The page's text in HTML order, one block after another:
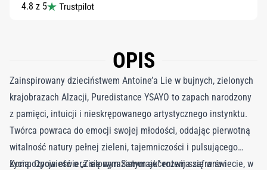
4.8 z 5
OPIS
Zainspirowany dzieciństwem Antoine’a Lie w bujnych, zielonych
krajobrazach Alzacji, Puredistance YSAYO to zapach narodzony
z pamięci, intuicji i nieskrępowanego artystycznego instynktu.
Twórca powraca do emocji swojej młodości, oddając pierwotną
witalność natury pełnej zieleni, tajemniczości i pulsującego
życia. Opowieść o „Zielonym Samuraju” rozwija się w świecie, w
Kompozycja otwiera się wyrazistym akcentem szafranu i